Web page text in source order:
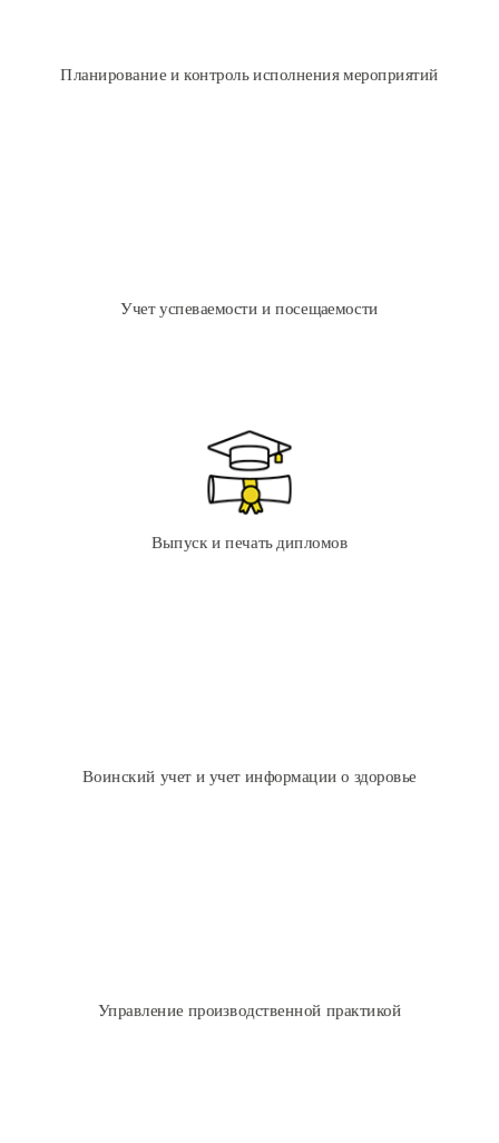
Планирование и контроль исполнения мероприятий
Формирование рейтингов групп и студентов
Учет успеваемости и посещаемости
Информирование заинтересованных лиц посредством
Выпуск и печать дипломов
Утверждение тем выпускных квалификационных работ
Формирование дипломов, приложений к диплому,
Воинский учет и учет информации о здоровье
Печать отчета для военкомата
Управление производственной практикой